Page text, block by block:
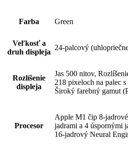
Farba Green
Veľkosť a
druh displeja
24-palcový
Rozlíšenie
displeja
Jas 500 nitov,
218 pixeloch na palec
Široký farebný gamut
Procesor
Apple M1 čip 8-
jadrami a 4 úspornými
16-jadrový Neural